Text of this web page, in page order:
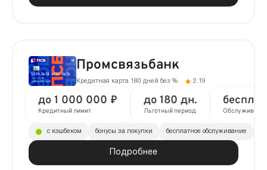
Промсвязьбанк
Кредитная карта 180 дней без % 2.19
до 1 000 000 ₽
Кредитный лимит
до 180 дн.
Льготный период
Подробнее
с кэшбеком бонусы за покупки бесплатное обслуживание